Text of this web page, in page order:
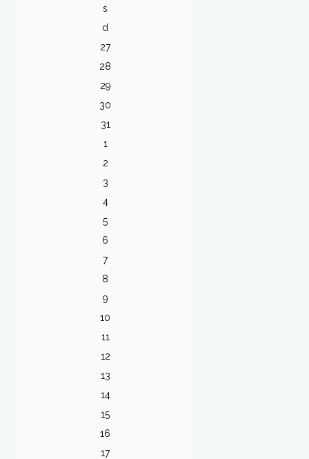
s
d
27
28
29
30
31
1
2
3
4
5
6
7
8
9
10
11
12
13
14
15
16
17